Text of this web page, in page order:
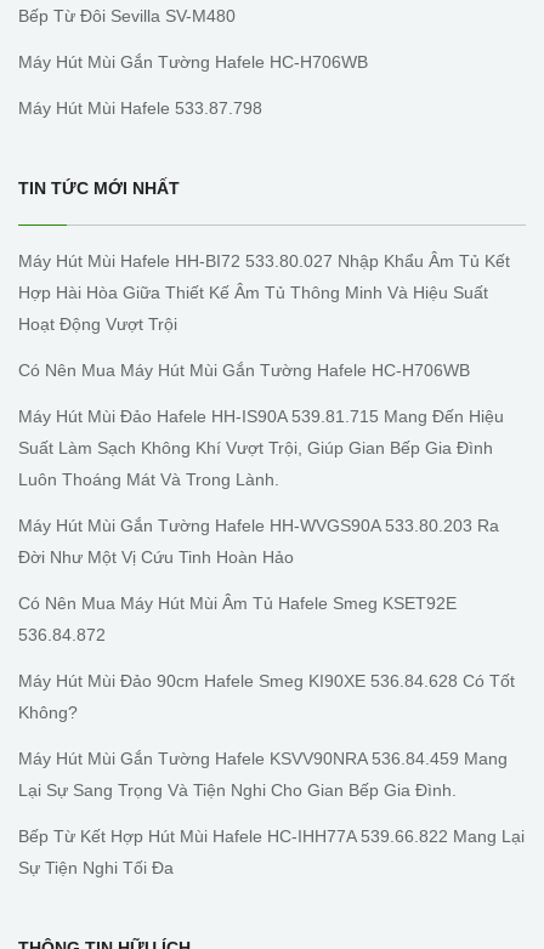
Bếp Từ Đôi Sevilla SV-M480
Máy Hút Mùi Gắn Tường Hafele HC-H706WB
Máy Hút Mùi Hafele 533.87.798
TIN TỨC MỚI NHẤT
Máy Hút Mùi Hafele HH-BI72 533.80.027 Nhập Khẩu Âm Tủ Kết
Hợp Hài Hòa Giữa Thiết Kế Âm Tủ Thông Minh Và Hiệu Suất
Hoạt Động Vượt Trội
Có Nên Mua Máy Hút Mùi Gắn Tường Hafele HC-H706WB
Máy Hút Mùi Đảo Hafele HH-IS90A 539.81.715 Mang Đến Hiệu
Suất Làm Sạch Không Khí Vượt Trội, Giúp Gian Bếp Gia Đình
Luôn Thoáng Mát Và Trong Lành.
Máy Hút Mùi Gắn Tường Hafele HH-WVGS90A 533.80.203 Ra
Đời Như Một Vị Cứu Tinh Hoàn Hảo
Có Nên Mua Máy Hút Mùi Âm Tủ Hafele Smeg KSET92E
536.84.872
Máy Hút Mùi Đảo 90cm Hafele Smeg KI90XE 536.84.628 Có Tốt
Không?
Máy Hút Mùi Gắn Tường Hafele KSVV90NRA 536.84.459 Mang
Lại Sự Sang Trọng Và Tiện Nghi Cho Gian Bếp Gia Đình.
Bếp Từ Kết Hợp Hút Mùi Hafele HC-IHH77A 539.66.822 Mang Lại
Sự Tiện Nghi Tối Đa